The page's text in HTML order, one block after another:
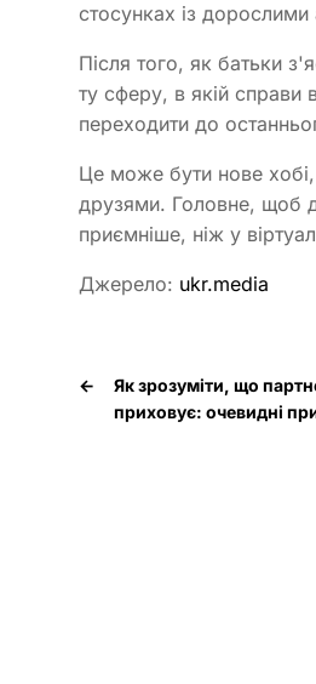
стосунках із
Після того, як батьки
ту сферу, в якій справи
переходити до
Це може бути нове хобі,
друзями. Головне, щоб
приємніше, ніж у
Джерело: ukr.media
←
Як зрозуміти, що
приховує: очевидні